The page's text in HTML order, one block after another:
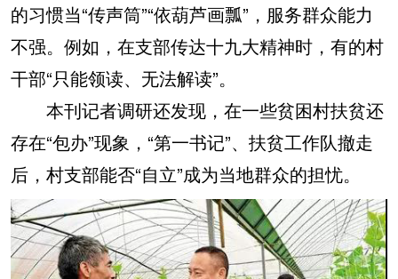
的习惯当“传声筒”“依葫芦画瓢”，服务群众能力
不强。例如，在支部传达十九大精神时，有的村
干部“只能领读、无法解读”。
本刊记者调研还发现，在一些贫困村扶贫还
存在“包办”现象，“第一书记”、扶贫工作队撤走
后，村支部能否“自立”成为当地群众的担忧。